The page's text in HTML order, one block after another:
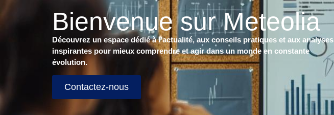
Bienvenue sur Meteolia
Découvrez un espace dédié à l’actualité, aux conseils pratiques et aux analyses
inspirantes pour mieux comprendre et agir dans un monde en constante
évolution.
Contactez-nous